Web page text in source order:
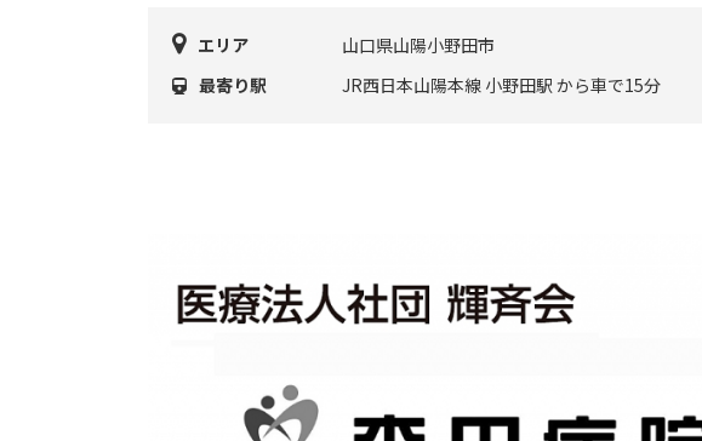
エリア
山口県山陽小野田市
最寄り駅
JR西日本山陽本線 小野田駅 から車で15分